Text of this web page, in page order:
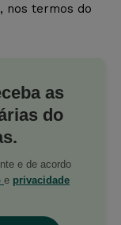
nos termos do
as
do
e de acordo
e privacidade